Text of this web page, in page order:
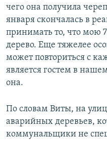
чего она получила
января скончалась в
принимать то, что мою
дерево. Еще тяжелее
может повториться с
является гостем в
она.
По словам Виты, на
аварийных деревьев,
коммунальщики не